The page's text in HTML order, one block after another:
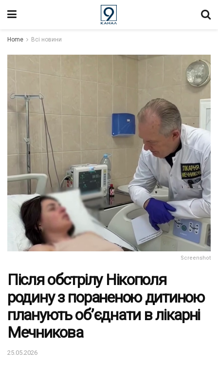
Home Всі новини
Screenshot
Після обстрілу Нікополя
родину з пораненою дитиною
планують об’єднати в лікарні
Мечникова
25.05.2026